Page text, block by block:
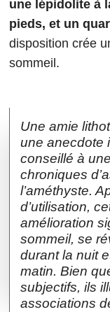
une lépidolite à
pieds, et un
disposition crée
sommeil.
Une amie
une anecdote
conseillé à
chroniques
l’améthyste.
d’utilisation,
amélioration
sommeil, se
durant la nuit
matin. Bien
subjectifs, ils
associations